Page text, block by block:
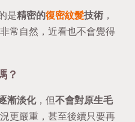
是精密的復密紋髮技術 ，
常自然，近看也不會覺得
？
漸淡化，但不會對原生毛
更嚴重，甚至後續只要再